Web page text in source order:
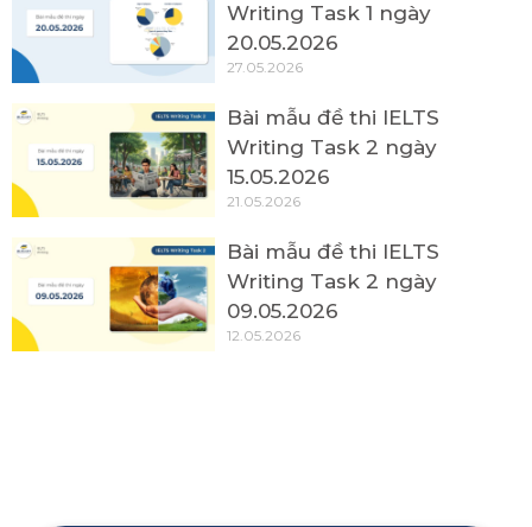
Writing Task 1 ngày
20.05.2026
27.05.2026
Bài mẫu đề thi IELTS
Writing Task 2 ngày
15.05.2026
21.05.2026
Bài mẫu đề thi IELTS
Writing Task 2 ngày
09.05.2026
12.05.2026